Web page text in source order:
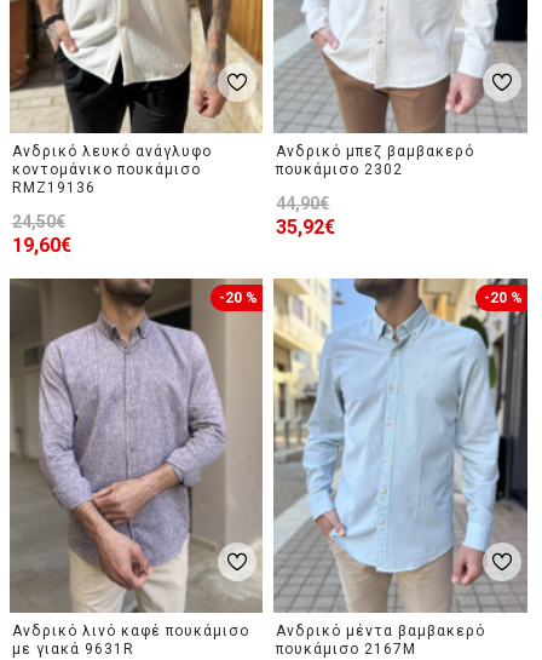
Ανδρικό λευκό ανάγλυφο
κοντομάνικο πουκάμισο
RMZ19136
19,60€
24,50€
Ανδρικό μπεζ βαμβακερό
πουκάμισο 2302
35,92€
44,90€
-20 %
Ανδρικό λινό καφέ πουκάμισο
με γιακά 9631R
-20 %
Ανδρικό μέντα βαμβακερό
πουκάμισο 2167M